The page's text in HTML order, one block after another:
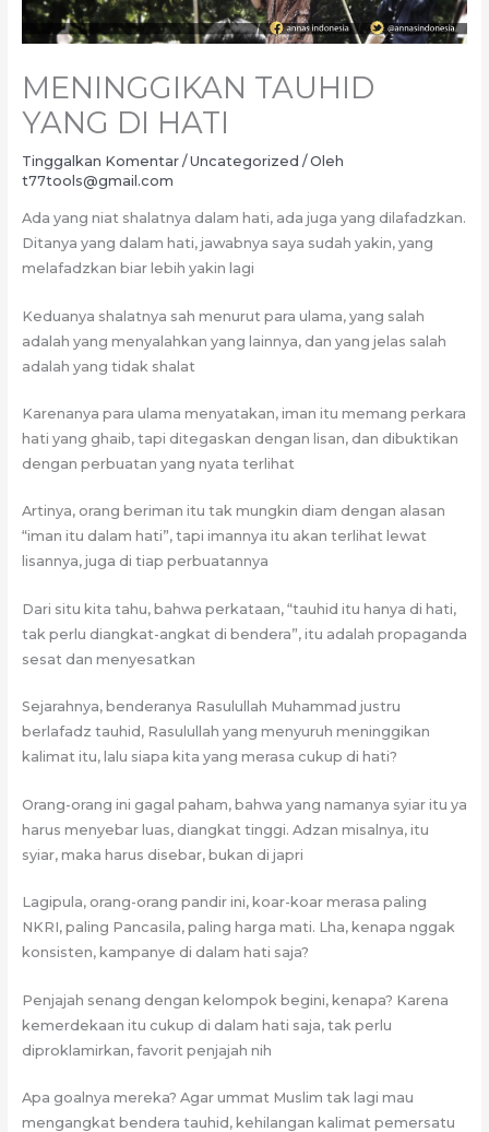
MENINGGIKAN TAUHID
YANG DI HATI
Tinggalkan Komentar /Uncategorized / Oleh
t77tools@gmail.com
Ada yang niat shalatnya dalam hati, ada juga yang dilafadzkan.
Ditanya yang dalam hati, jawabnya saya sudah yakin, yang
melafadzkan biar lebih yakin lagi
Keduanya shalatnya sah menurut para ulama, yang salah
adalah yang menyalahkan yang lainnya, dan yang jelas salah
adalah yang tidak shalat
Karenanya para ulama menyatakan, iman itu memang perkara
hati yang ghaib, tapi ditegaskan dengan lisan, dan dibuktikan
dengan perbuatan yang nyata terlihat
Artinya, orang beriman itu tak mungkin diam dengan alasan
“iman itu dalam hati”, tapi imannya itu akan terlihat lewat
lisannya, juga di tiap perbuatannya
Dari situ kita tahu, bahwa perkataan, “tauhid itu hanya di hati,
tak perlu diangkat-angkat di bendera”, itu adalah propaganda
sesat dan menyesatkan
Sejarahnya, benderanya Rasulullah Muhammad justru
berlafadz tauhid, Rasulullah yang menyuruh meninggikan
kalimat itu, lalu siapa kita yang merasa cukup di hati?
Orang-orang ini gagal paham, bahwa yang namanya syiar itu ya
harus menyebar luas, diangkat tinggi. Adzan misalnya, itu
syiar, maka harus disebar, bukan di japri
Lagipula, orang-orang pandir ini, koar-koar merasa paling
NKRI, paling Pancasila, paling harga mati. Lha, kenapa nggak
konsisten, kampanye di dalam hati saja?
Penjajah senang dengan kelompok begini, kenapa? Karena
kemerdekaan itu cukup di dalam hati saja, tak perlu
diproklamirkan, favorit penjajah nih
Apa goalnya mereka? Agar ummat Muslim tak lagi mau
mengangkat bendera tauhid, kehilangan kalimat pemersatu